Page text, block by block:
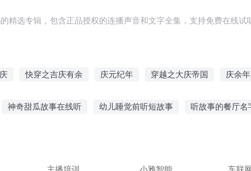
精选专辑，包含正品授权的连播声音和文字全集，支持免费在线试
快穿之吉庆有余 庆元纪年 穿越之大庆帝国 庆余
神奇甜瓜故事在线听 幼儿睡觉前听短故事 听故事的餐厅名
主播培训 小雅智能 车联